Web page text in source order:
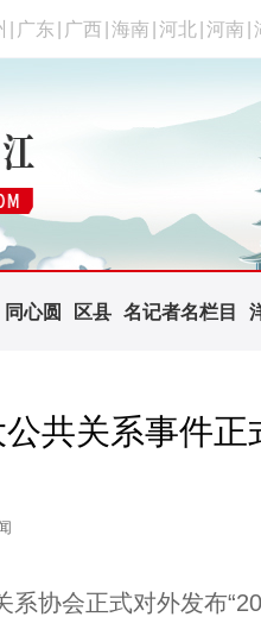
广东 广西 海南 河北 河南
同心圆 区县 名记者名栏目
共关系事件
协会正式对外发布